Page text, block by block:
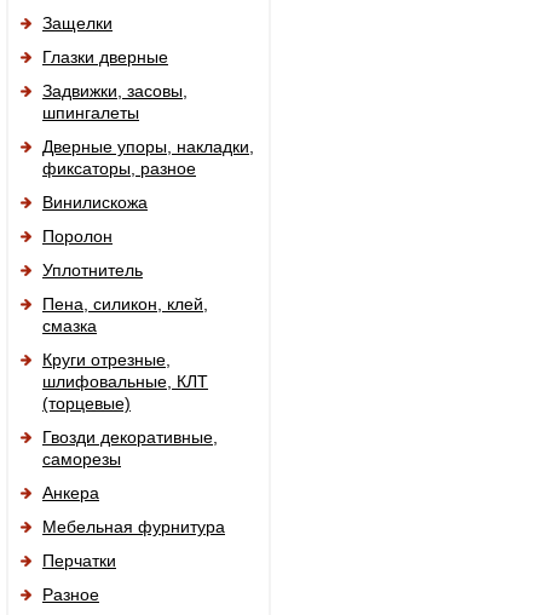
Защелки
Глазки дверные
Задвижки, засовы,
шпингалеты
Дверные упоры, накладки,
фиксаторы, разное
Винилискожа
Поролон
Уплотнитель
Пена, силикон, клей,
смазка
Круги отрезные,
шлифовальные, КЛТ
(торцевые)
Гвозди декоративные,
саморезы
Анкера
Мебельная фурнитура
Перчатки
Разное